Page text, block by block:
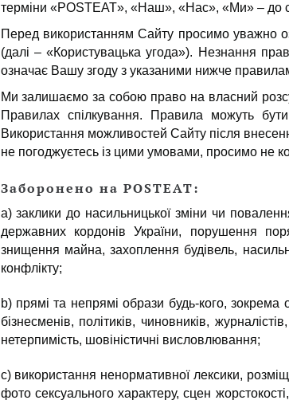
терміни «POSTEAT», «Наш», «Нас», «Ми» – до
Перед використанням Сайту просимо уважно
(далі – «Користувацька угода»). Незнання
означає Вашу згоду з указаними нижче
Ми залишаємо за собою право на власний
Правилах спілкування. Правила можуть
Використання можливостей Сайту після
не погоджуєтесь із цими умовами, просимо не
Заборонено на POSTEAT:
a) заклики до насильницької зміни чи
державних кордонів України, порушення
знищення майна, захоплення будівель,
конфлікту;
b) прямі та непрямі образи будь-кого, зокрема
бізнесменів, політиків, чиновників,
нетерпимість, шовіністичні висловлювання;
c) використання ненормативної лексики,
фото сексуального характеру, сцен